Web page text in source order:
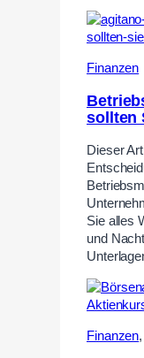
Finanzen
sollten
Dieser
Sie alles
und
Finanzen